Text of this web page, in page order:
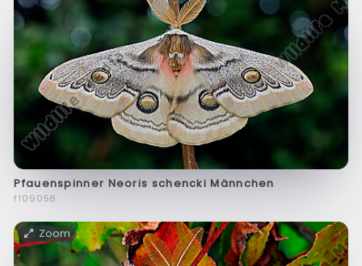
Pfauenspinner Neoris schencki Männchen
f109058
Zoom